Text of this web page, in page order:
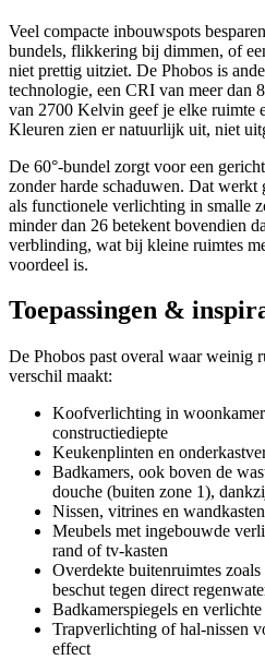
Veel compacte inbouwspots
bundels, flikkering bij dimmen, of
niet prettig uitziet. De Phobos is
technologie, een CRI van meer dan
van 2700 Kelvin geef je elke ruimte
Kleuren zien er natuurlijk uit, niet
De 60°-bundel zorgt voor een
zonder harde schaduwen. Dat werkt
als functionele verlichting in smalle
minder dan 26 betekent bovendien
verblinding, wat bij kleine ruimtes
voordeel is.
Toepassingen &
De Phobos past overal waar weinig
verschil maakt:
Koofverlichting in
constructiediepte
Keukenplinten en
Badkamers, ook boven de
douche (buiten zone 1),
Nissen, vitrines en
Meubels met ingebouwde
rand of tv-kasten
Overdekte buitenruimtes
beschut tegen direct
Badkamerspiegels en verlichte
Trapverlichting of hal-nissen
effect